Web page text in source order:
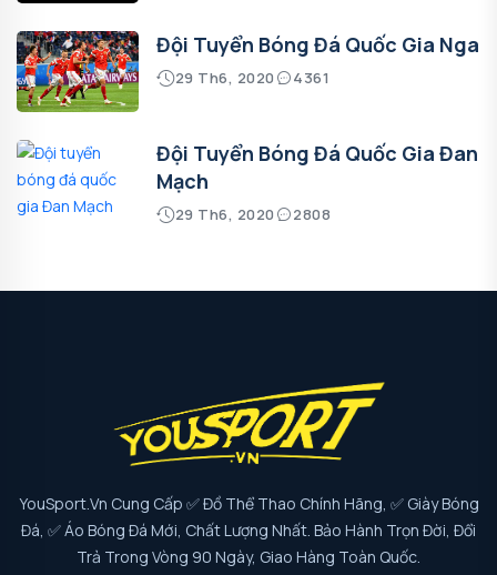
Đội Tuyển Bóng Đá Quốc Gia Nga
29 Th6, 2020 4361
Đội Tuyển Bóng Đá Quốc Gia Đan
Mạch
29 Th6, 2020 2808
YouSport.vn Cung Cấp ✅ Đồ Thể Thao Chính Hãng, ✅ Giày Bóng
Đá, ✅ Áo Bóng Đá Mới, Chất Lượng Nhất. Bảo Hành Trọn Đời, Đổi
Trả Trong Vòng 90 Ngày, Giao Hàng Toàn Quốc.